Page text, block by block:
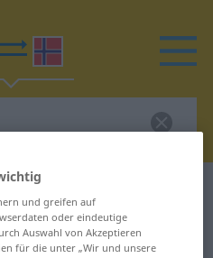
Übersetzung
und greifen auf
oder eindeutige
Auswahl von Akzeptieren
für die unter „Wir und unsere